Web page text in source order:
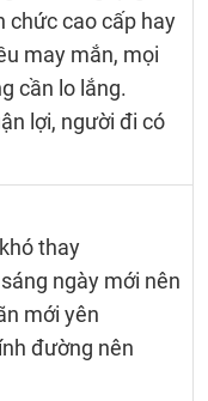
chức cao cấp hay
may mắn, mọi
cần lo lắng.
lợi, người đi có
thay
ngày mới nên
mới yên
đường nên